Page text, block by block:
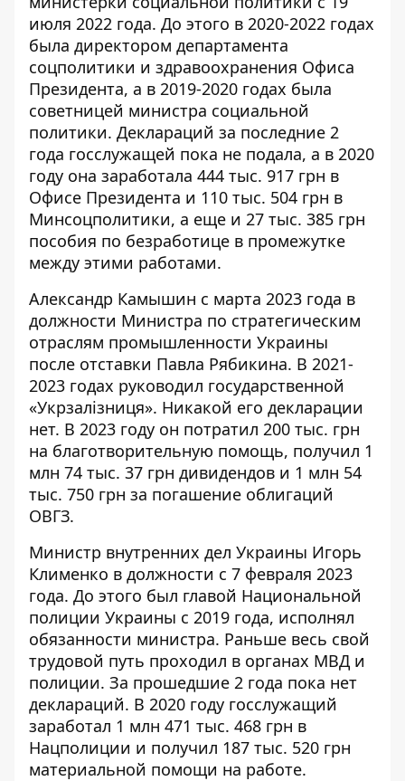
июля 2022 года. До этого в 2020-2022 годах
была директором департамента
соцполитики и здравоохранения Офиса
Президента, а в 2019-2020 годах была
советницей министра социальной
политики. Деклараций за последние 2
года госслужащей пока не подала, а в 2020
году она заработала 444 тыс. 917 грн в
Офисе Президента и 110 тыс. 504 грн в
Минсоцполитики, а еще и 27 тыс. 385 грн
пособия по безработице в промежутке
между этими работами.
Александр Камышин с марта 2023 года в
должности Министра по стратегическим
отраслям промышленности Украины
после отставки Павла Рябикина. В 2021-
2023 годах руководил государственной
«Укрзалізниця». Никакой его декларации
нет. В 2023 году он потратил 200 тыс. грн
на благотворительную помощь, получил 1
млн 74 тыс. 37 грн дивидендов и 1 млн 54
тыс. 750 грн за погашение облигаций
ОВГЗ.
Министр внутренних дел Украины Игорь
Клименко в должности с 7 февраля 2023
года. До этого был главой Национальной
полиции Украины с 2019 года, исполнял
обязанности министра. Раньше весь свой
трудовой путь проходил в органах МВД и
полиции. За прошедшие 2 года пока нет
деклараций. В 2020 году госслужащий
заработал 1 млн 471 тыс. 468 грн в
Нацполиции и получил 187 тыс. 520 грн
материальной помощи на работе.